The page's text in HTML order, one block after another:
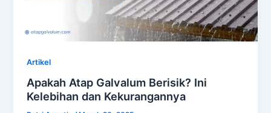
Artikel
Apakah Atap Galvalum Berisik? Ini
Kelebihan dan Kekurangannya